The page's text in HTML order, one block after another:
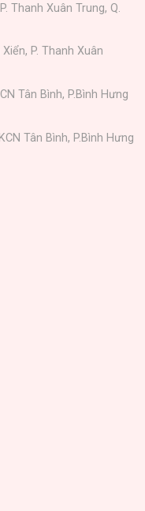
Thanh Xuân Trung, Q.
P. Thanh Xuân
Tân Bình, P.Bình Hưng
Tân Bình, P.Bình Hưng